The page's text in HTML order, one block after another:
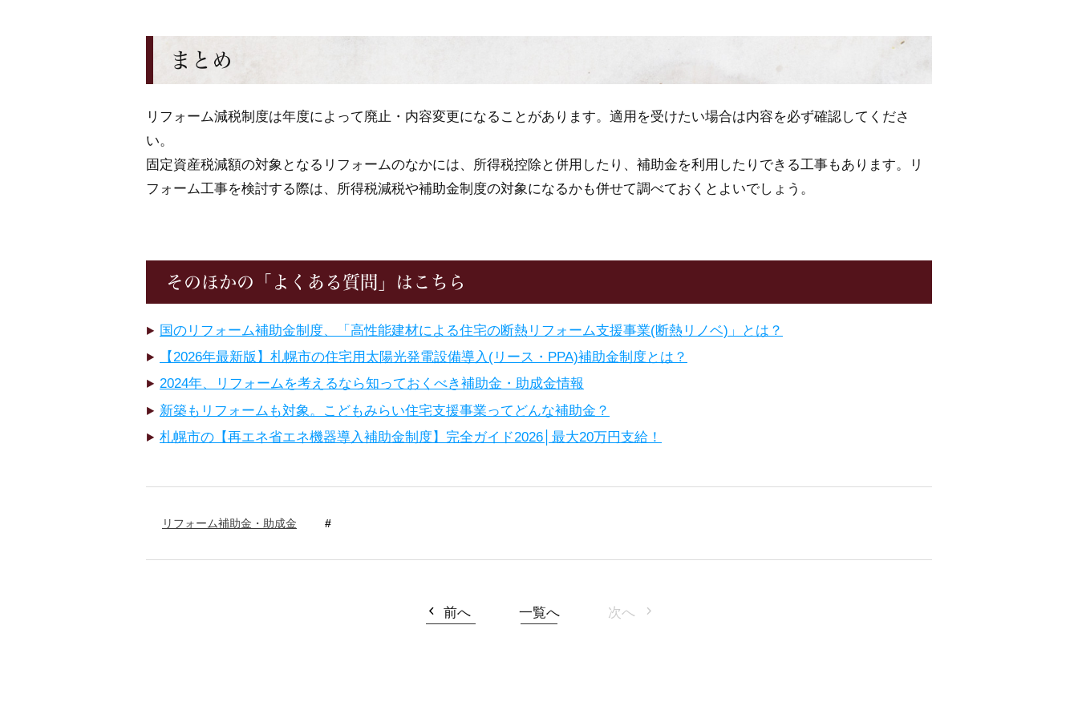
まとめ
リフォーム減税制度は年度によって廃止・内容変更になることがあります。適用を受けたい場合は内容を必ず確認してくださ
い。
固定資産税減額の対象となるリフォームのなかには、所得税控除と併用したり、補助金を利用したりできる工事もあります。リ
フォーム工事を検討する際は、所得税減税や補助金制度の対象になるかも併せて調べておくとよいでしょう。
そのほかの「よくある質問」はこちら
国のリフォーム補助金制度、「高性能建材による住宅の断熱リフォーム支援事業(断熱リノベ)」とは？
【2026年最新版】札幌市の住宅用太陽光発電設備導入(リース・PPA)補助金制度とは？
2024年、リフォームを考えるなら知っておくべき補助金・助成金情報
新築もリフォームも対象。こどもみらい住宅支援事業ってどんな補助金？
札幌市の【再エネ省エネ機器導入補助金制度】完全ガイド2026│最大20万円支給！
リフォーム補助金・助成金
前へ 一覧へ 次へ